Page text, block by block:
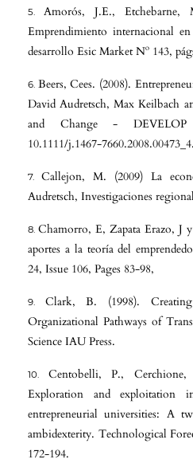
Amorós, J.E., Etchebarne,
Emprendimiento internacional
desarrollo Esic Market Nº 143,
Beers, Cees. (2008).
David Audretsch, Max Keilbach
and Change -
10.1111/j.1467-
Callejon, M. (2009) La
Audretsch, Investigaciones
Chamorro, E, Zapata Erazo, J
aportes a la teoría del
24, Issue 106, Pages 83-98,
Clark, B. (1998). Creating
Organizational Pathways of
Science IAU Press.
Centobelli, P.,
Exploration and exploitation
entrepreneurial universities: A
ambidexterity. Technological
172-194.